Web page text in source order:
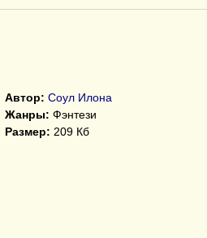
Автор: Соул Илона
Жанры: Фэнтези
Размер: 209 Кб